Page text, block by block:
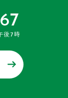
後7時